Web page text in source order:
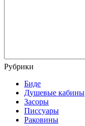
Рубрики
Биде
Душевые кабины
Засоры
Писсуары
Раковины